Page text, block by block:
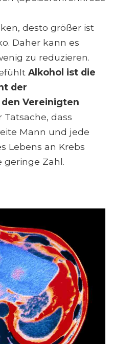
desto größer ist
Daher kann es
zu reduzieren.
Alkohol ist die
der
Vereinigten
Tatsache, dass
Mann und jede
Lebens an Krebs
geringe Zahl.